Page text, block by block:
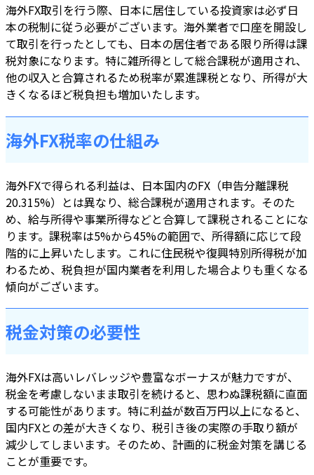
海外FX取引を行う際、日本に居住している投資家は必ず日
本の税制に従う必要がございます。海外業者で口座を開設し
て取引を行ったとしても、日本の居住者である限り所得は課
税対象になります。特に雑所得として総合課税が適用され、
他の収入と合算されるため税率が累進課税となり、所得が大
きくなるほど税負担も増加いたします。
海外FX税率の仕組み
海外FXで得られる利益は、日本国内のFX（申告分離課税
20.315%）とは異なり、総合課税が適用されます。そのた
め、給与所得や事業所得などと合算して課税されることにな
ります。課税率は5%から45%の範囲で、所得額に応じて段
階的に上昇いたします。これに住民税や復興特別所得税が加
わるため、税負担が国内業者を利用した場合よりも重くなる
傾向がございます。
税金対策の必要性
海外FXは高いレバレッジや豊富なボーナスが魅力ですが、
税金を考慮しないまま取引を続けると、思わぬ課税額に直面
する可能性があります。特に利益が数百万円以上になると、
国内FXとの差が大きくなり、税引き後の実際の手取り額が
減少してしまいます。そのため、計画的に税金対策を講じる
ことが重要です。